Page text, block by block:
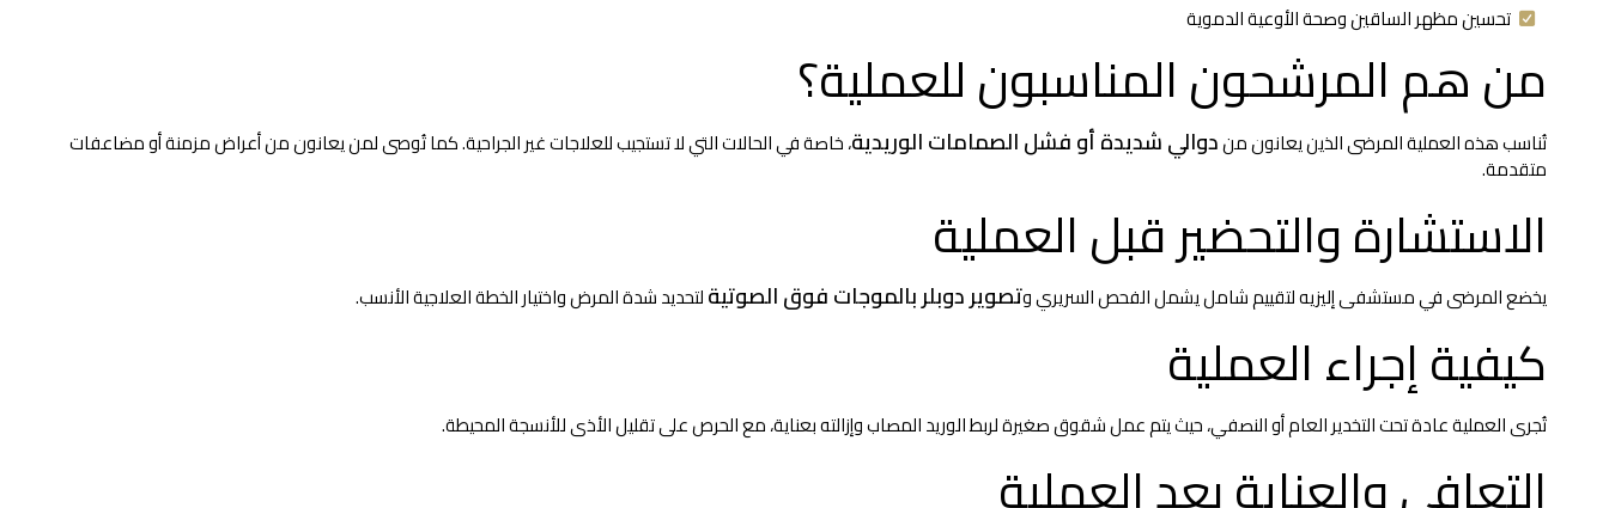
تحسين مظهر الساقين وصحة الأوعية الدموية
من هم المرشحون المناسبون للعملية؟
تُناسب هذه العملية المرضى الذين يعانون مندوالي شديدة أو فشل الصمامات الوريدية، خاصة في الحالات التي لا تستجيب للعلاجات غير الجراحية. كما تُوصى لمن يعانون من أعراض مزمنة أو مضاعفات
متقدمة.
الاستشارة والتحضير قبل العملية
يخضع المرضى في مستشفى إليزيه لتقييم شامل يشمل الفحص السريري وتصوير دوبلر بالموجات فوق الصوتيةلتحديد شدة المرض واختيار الخطة العلاجية الأنسب.
كيفية إجراء العملية
تُجرى العملية عادة تحت التخدير العام أو النصفي، حيث يتم عمل شقوق صغيرة لربط الوريد المصاب وإزالته بعناية، مع الحرص على تقليل الأذى للأنسجة المحيطة.